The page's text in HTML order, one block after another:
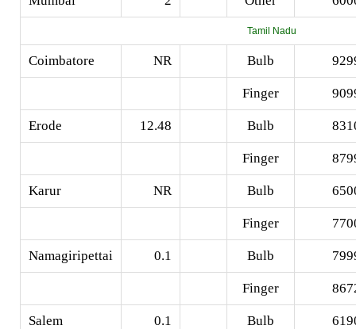
Tamil Nadu
Coimbatore NR Bulb
Finger
Erode 12.48 Bulb
Finger
Karur NR Bulb
Finger
Namagiripettai 0.1 Bulb
Finger
Salem 0.1 Bulb